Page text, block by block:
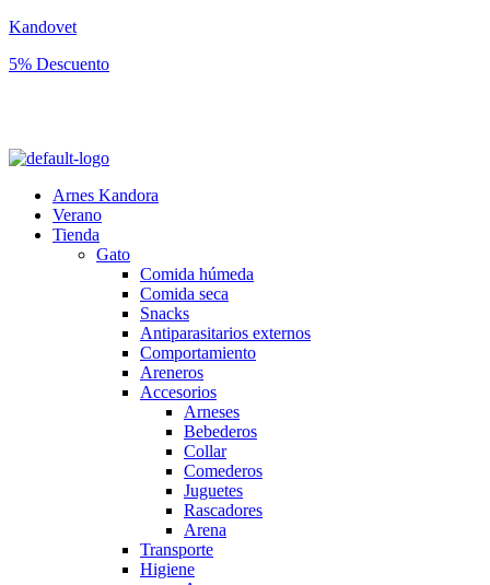
Kandovet
5% Descuento
Arnes Kandora
Verano
Tienda
Gato
Comida húmeda
Comida seca
Snacks
Antiparasitarios externos
Comportamiento
Areneros
Accesorios
Arneses
Bebederos
Collar
Comederos
Juguetes
Rascadores
Arena
Transporte
Higiene